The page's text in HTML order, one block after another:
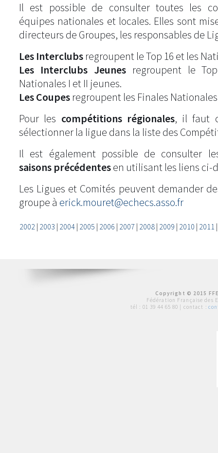
Il est possible de consulter toutes les
équipes nationales et locales. Elles sont
directeurs de Groupes, les responsables de
Les Interclubs regroupent le Top 16 et les
Les Interclubs Jeunesregroupent le
Nationales I et II jeunes.
Les Coupes regroupent les Finales
Pour les compétitions régionales, il faut
sélectionner la ligue dans la liste des
Il est également possible de consulter
saisons précédentesen utilisant les liens ci-
Les Ligues et Comités peuvent demander
groupe à erick.mouret@echecs.asso.fr
2002| 2003 | 2004| 2005 | 2006 | 2007 | 2008| 2009 | 2010 | 2011
Copyright © 2015
Fédération Française des
tél : 01 39 44 65 80 | contact :